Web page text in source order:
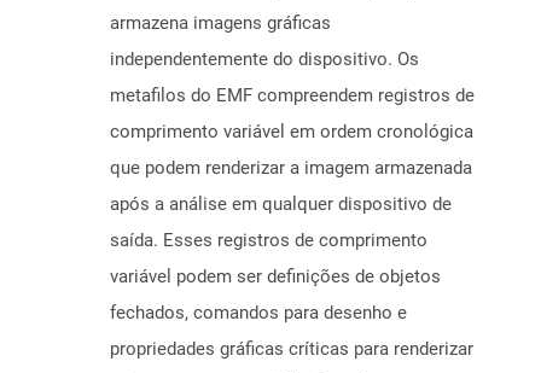
armazena imagens gráficas
independentemente do dispositivo. Os
metafilos do EMF compreendem registros de
comprimento variável em ordem cronológica
que podem renderizar a imagem armazenada
após a análise em qualquer dispositivo de
saída. Esses registros de comprimento
variável podem ser definições de objetos
fechados, comandos para desenho e
propriedades gráficas críticas para renderizar